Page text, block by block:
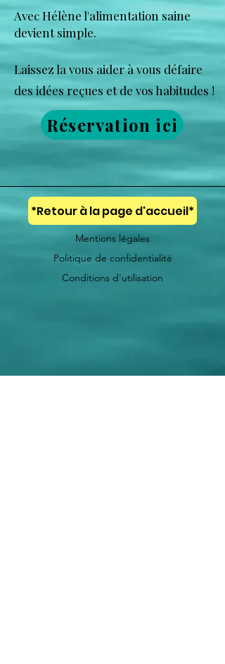
Avec Hélène l'alimentation saine
devient simple.
Laissez la vous aider à vous défaire
des idées reçues et de vos habitudes !
Réservation ici
*Retour à la page d'accueil*
Mentions légales
Politique de confidentialité
Conditions d'utilisation